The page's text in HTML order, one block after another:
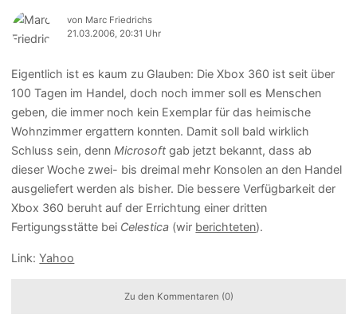
von Marc Friedrichs
21.03.2006, 20:31 Uhr
Eigentlich ist es kaum zu Glauben: Die Xbox 360 ist seit über
100 Tagen im Handel, doch noch immer soll es Menschen
geben, die immer noch kein Exemplar für das heimische
Wohnzimmer ergattern konnten. Damit soll bald wirklich
Schluss sein, denn Microsoft gab jetzt bekannt, dass ab
dieser Woche zwei- bis dreimal mehr Konsolen an den Handel
ausgeliefert werden als bisher. Die bessere Verfügbarkeit der
Xbox 360 beruht auf der Errichtung einer dritten
Fertigungsstätte bei Celestica (wir berichteten).
Link:Yahoo
Zu den Kommentaren (0)